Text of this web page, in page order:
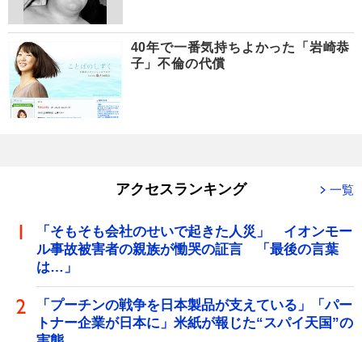
40年で一番気持ちよかった「岩崎恭
子」不倫の代償
アクセスランキング 一覧
「そもそも会社のせいで起きた人災」 イオンモー
ル事故被害者の親族が慟哭の証言 「最後の言葉
は…」
「プーチンの戦争を日本製品が支えている」「パー
トナー企業が日本に」米紙が報じた“スパイ天国”の